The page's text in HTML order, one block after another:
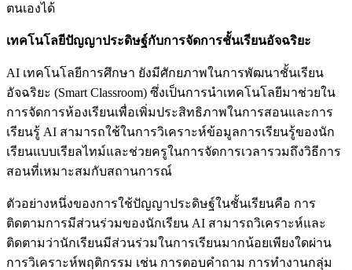
ตนเองได้
เทคโนโลยีปัญญาประดิษฐ์กับการจัดการชั้นเรียนอัจฉริยะ
AI เทคโนโลยีการศึกษา ยังมีศักยภาพในการพัฒนาชั้นเรียน
อัจฉริยะ (Smart Classroom) ซึ่งเป็นการนำเทคโนโลยีมาช่วยใน
การจัดการห้องเรียนเพื่อเพิ่มประสิทธิภาพในการสอนและการ
เรียนรู้ AI สามารถใช้ในการวิเคราะห์ข้อมูลการเรียนรู้ของนัก
เรียนแบบเรียลไทม์และช่วยครูในการจัดการเวลารวมถึงวิธีการ
สอนที่เหมาะสมกับสถานการณ์
ตัวอย่างหนึ่งของการใช้ปัญญาประดิษฐ์ในชั้นเรียนคือ การ
ติดตามการมีส่วนร่วมของนักเรียน AI สามารถวิเคราะห์และ
ติดตามว่านักเรียนมีส่วนร่วมในการเรียนมากน้อยเพียงใดผ่าน
การวิเคราะห์พฤติกรรม เช่น การตอบคำถาม การทำงานกลุ่ม